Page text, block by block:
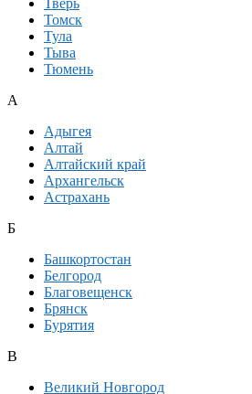
Тверь
Томск
Тула
Тыва
Тюмень
А
Адыгея
Алтай
Алтайский край
Архангельск
Астрахань
Б
Башкортостан
Белгород
Благовещенск
Брянск
Бурятия
В
Великий Новгород